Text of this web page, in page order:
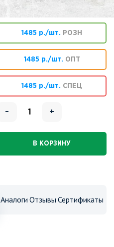
1485 р./шт. РОЗН
1485 р./шт. ОПТ
1485 р./шт. СПЕЦ
– +
В КОРЗИНУ
Аналоги Отзывы Сертификаты